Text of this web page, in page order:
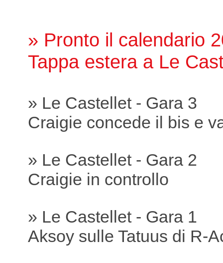
» Pronto il calendario
Tappa estera a Le
» Le Castellet - Gara 3
Craigie concede il bis e
» Le Castellet - Gara 2
Craigie in controllo
» Le Castellet - Gara 1
Aksoy sulle Tatuus di R-